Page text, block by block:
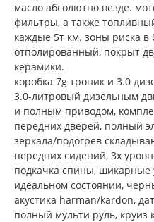
масло абсолютно везде.
фильтры, а также
каждые 5т км. зоны риска в
отполированный, покрыт
керамики.
коробка 7g троник и 3.0
3.0-литровый дизельным
и полным приводом,
передних дверей, полный
зеркала/подогрев
передних сидений, 3х
подкачка спины, шикарные
идеальном состоянии,
акустика harman/kardon,
полный мульти руль, круиз